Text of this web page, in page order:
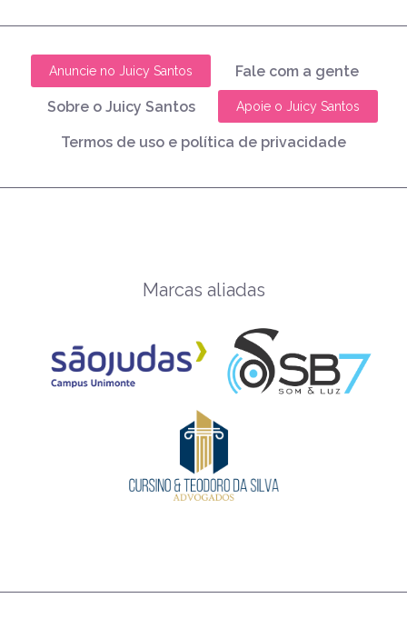
Anuncie no Juicy Santos Fale com a gente
Sobre o Juicy Santos Apoie o Juicy Santos
Termos de uso e política de privacidade
Marcas aliadas